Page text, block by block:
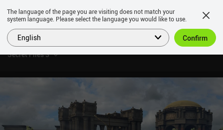
Secret Files 3
The language of the page you are visiting does not match your
system language. Please select the language you would like to use.
English Confirm